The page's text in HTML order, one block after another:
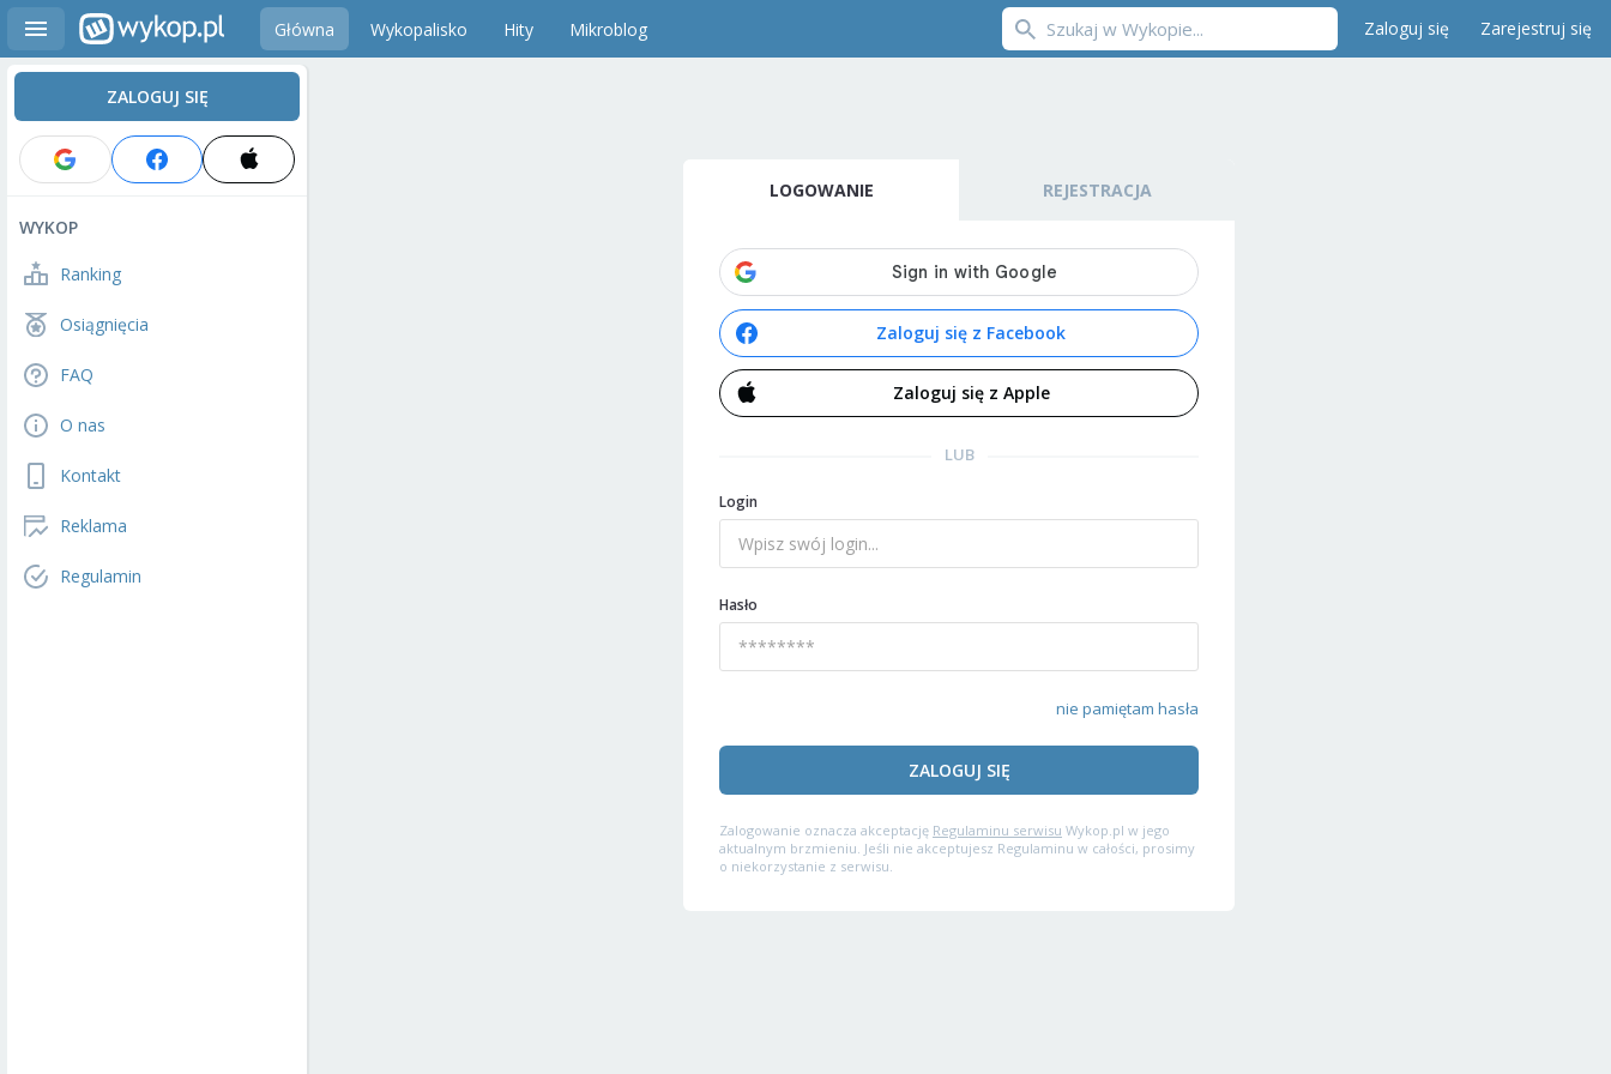
Główna Wykopalisko Hity Mikroblog Zaloguj się Zarejestruj się
ZALOGUJ SIĘ
WYKOP
Ranking
Osiągnięcia
FAQ
O nas
Kontakt
Reklama
Regulamin
LOGOWANIE REJESTRACJA
Zaloguj się z Facebook
Zaloguj się z Apple
LUB
Login
Hasło
nie pamiętam hasła
ZALOGUJ SIĘ
Zalogowanie oznacza akceptację Regulaminu serwisu Wykop.pl w jego
aktualnym brzmieniu. Jeśli nie akceptujesz Regulaminu w całości, prosimy
o niekorzystanie z serwisu.